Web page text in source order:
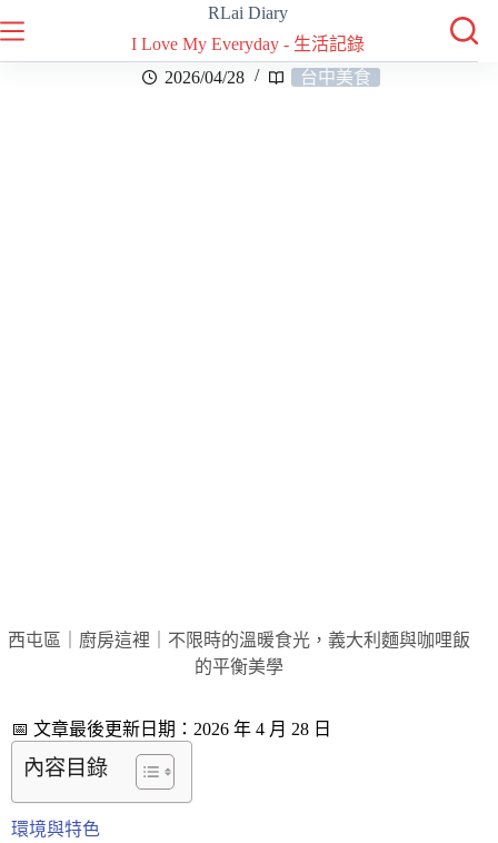
RLai Diary
I Love My Everyday - 生活記錄
2026/04/28
台中美食
西屯區｜廚房這裡｜不限時的溫暖食光，義大利麵與咖哩飯
的平衡美學
📅 文章最後更新日期：2026 年 4 月 28 日
內容目錄
環境與特色